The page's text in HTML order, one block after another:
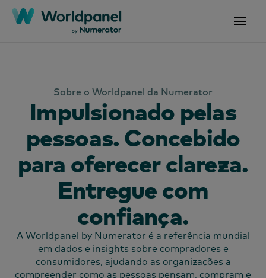
Sobre o Worldpanel da Numerator
Impulsionado pelas
pessoas. Concebido
para oferecer clareza.
Entregue com
confiança.
A Worldpanel by Numerator é a referência mundial
em dados e insights sobre compradores e
consumidores, ajudando as organizações a
compreender como as pessoas pensam, compram e